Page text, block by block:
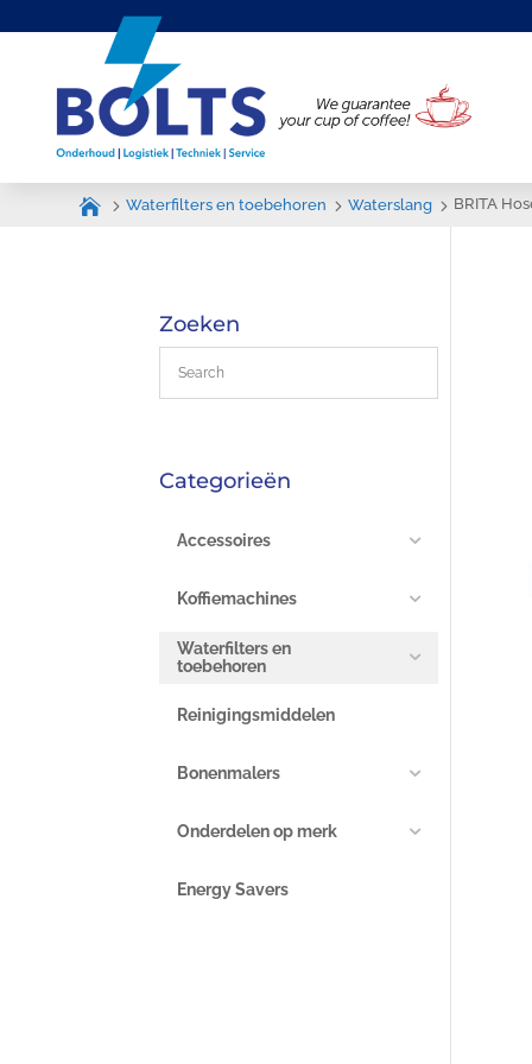
Waterfilters en toebehoren Waterslang BRITA
Zoeken
Categorieën
Accessoires
Koffiemachines
Waterfilters en
toebehoren
Reinigingsmiddelen
Bonenmalers
Onderdelen op merk
Energy Savers